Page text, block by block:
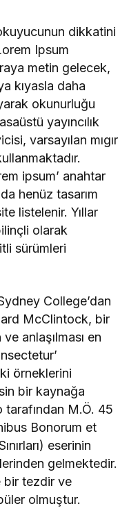
dikkatini
Ipsum
metin gelecek,
kıyasla daha
okunurluğu
yayıncılık
varsayılan mıgır
ipsum’ anahtar
henüz tasarım
listelenir. Yıllar
olarak
sürümleri
College’dan
McClintock, bir
anlaşılması en
örneklerini
bir kaynağa
tarafından M.Ö. 45
Bonorum et
eserinin
gelmektedir.
bir tezdir ve
olmuştur.